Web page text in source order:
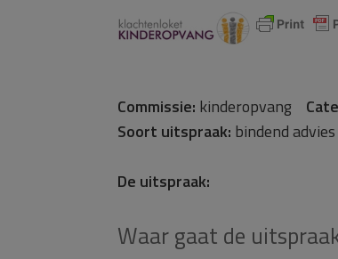
Commissie: kinderopvang
Soort uitspraak: bindend advies
De uitspraak:
Waar gaat de